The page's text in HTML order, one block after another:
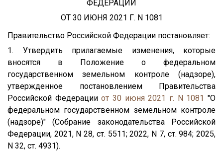
ФЕДЕРАЦИИ
ОТ 30 ИЮНЯ 2021 Г. N 1081
Правительство Российской Федерации постановляет:
1. Утвердить прилагаемые изменения, которые
вносятся в Положение о федеральном
государственном земельном контроле (надзоре),
утвержденное постановлением Правительства
Российской Федерацииот 30 июня 2021 г. N 1081 "О
федеральном государственном земельном контроле
(надзоре)" (Собрание законодательства Российской
Федерации, 2021, N 28, ст. 5511; 2022, N 7, ст. 984; 2025,
N 32, ст. 4931).